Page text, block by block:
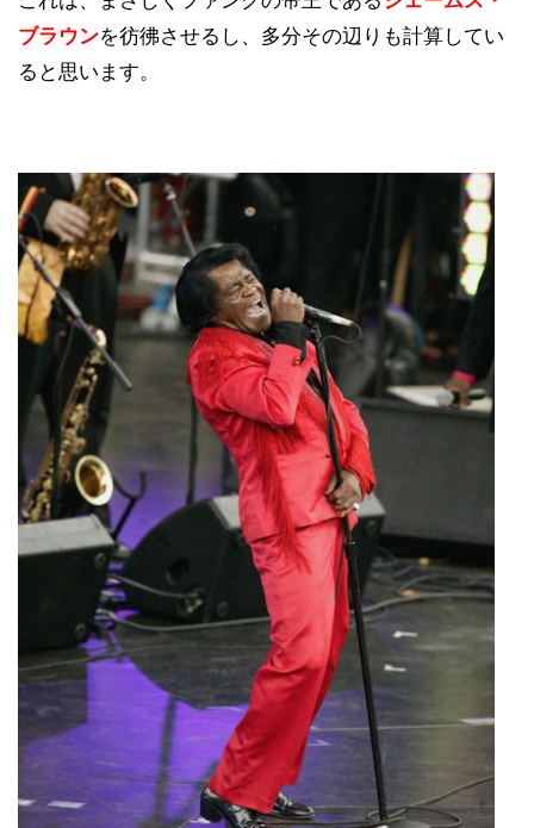
ブラウンを彷彿させるし、多分その辺りも計算してい
ると思います。